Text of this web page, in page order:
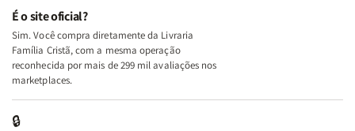
e
Deus
+
A
Mulher
+
A
É o site oficial?
Sim. Você compra diretamente da Livraria
Família Cristã, com a mesma operação
reconhecida por mais de 299 mil avaliações nos
marketplaces.
🔒